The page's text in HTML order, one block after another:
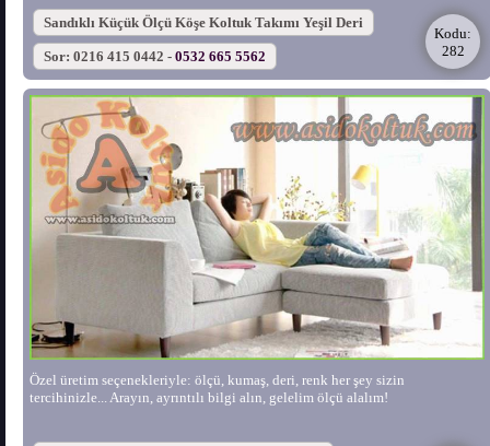
Sandıklı Küçük Ölçü Köşe Koltuk Takımı Yeşil Deri
Kodu:
282
Sor: 0216 415 0442 - 0532 665 5562
Özel üretim seçenekleriyle: ölçü, kumaş, deri, renk her şey sizin
tercihinizle... Arayın, ayrıntılı bilgi alın, gelelim ölçü alalım!